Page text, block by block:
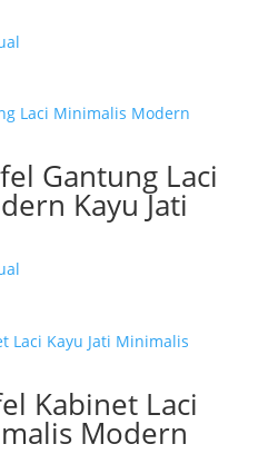
Gantung Laci
Kayu Jati
Kabinet Laci
Modern